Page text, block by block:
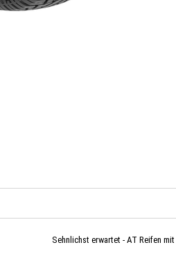
Sehnlichst erwartet - AT Reifen